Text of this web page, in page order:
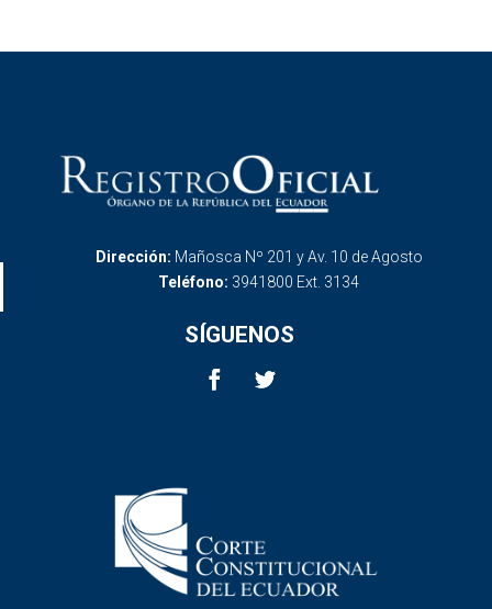
Dirección: Mañosca Nº 201 y Av. 10 de Agosto
Teléfono: 3941800 Ext. 3134
SÍGUENOS